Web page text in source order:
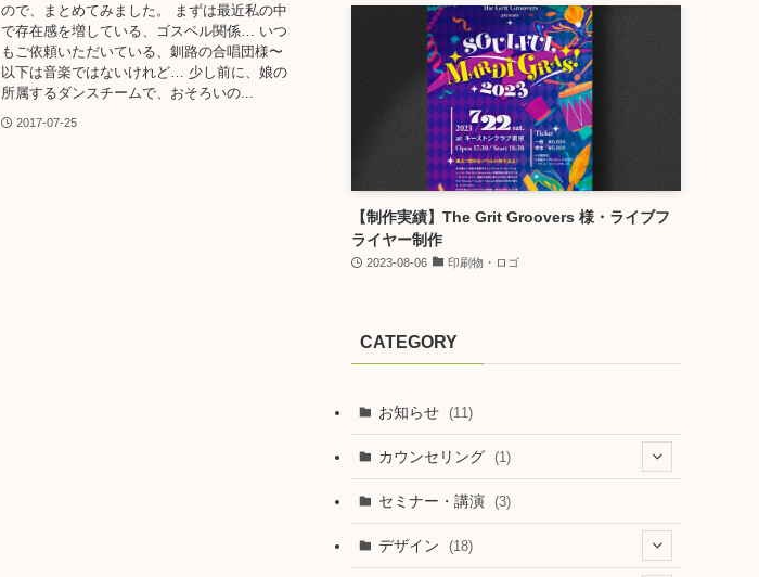
ので、まとめてみました。 まずは最近私の中
で存在感を増している、ゴスペル関係… いつ
もご依頼いただいている、釧路の合唱団様〜
以下は音楽ではないけれど… 少し前に、娘の
所属するダンスチームで、おそろいの...
2017-07-25
【制作実績】The Grit Groovers 様・ライブフ
ライヤー制作
2023-08-06 印刷物・ロゴ
CATEGORY
お知らせ (11)
カウンセリング (1)
(1)
セミナー・講演 (3)
デザイン (18)